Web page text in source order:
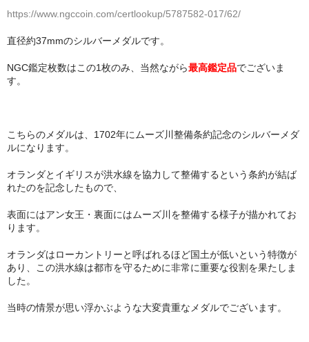
https://www.ngccoin.com/certlookup/5787582-017/62/
直径約37mmのシルバーメダルです。
NGC鑑定枚数はこの1枚のみ、当然ながら最高鑑定品でございま
す。
こちらのメダルは、1702年にムーズ川整備条約記念のシルバーメダ
ルになります。
オランダとイギリスが洪水線を協力して整備するという条約が結ば
れたのを記念したもので、
表面にはアン女王・裏面にはムーズ川を整備する様子が描かれてお
ります。
オランダはローカントリーと呼ばれるほど国土が低いという特徴が
あり、この洪水線は都市を守るために非常に重要な役割を果たしま
した。
当時の情景が思い浮かぶような大変貴重なメダルでございます。